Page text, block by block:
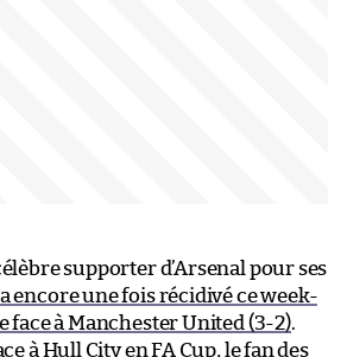
supporter d’Arsenal pour ses
a encore une fois récidivé ce week-
face à Manchester United (3-2).
à Hull City en FA Cup, le fan des